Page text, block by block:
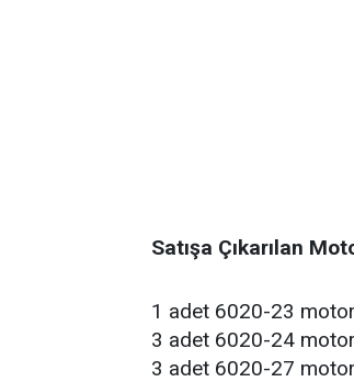
Satışa Çıkarılan
1 adet 6020-23
3 adet 6020-24
3 adet 6020-27